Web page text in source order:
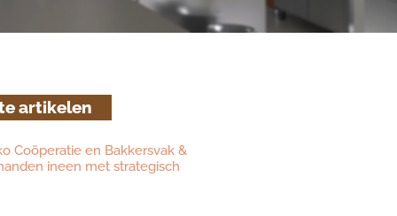
artikelen
Coöperatie en Bakkersvak &
ineen met strategisch